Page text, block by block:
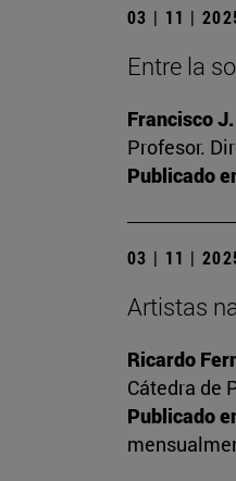
03 | 11 |
Entre la
Francisco
Profesor.
Publicado
03 | 11 |
Artistas
Ricardo
Cátedra de
Publicado